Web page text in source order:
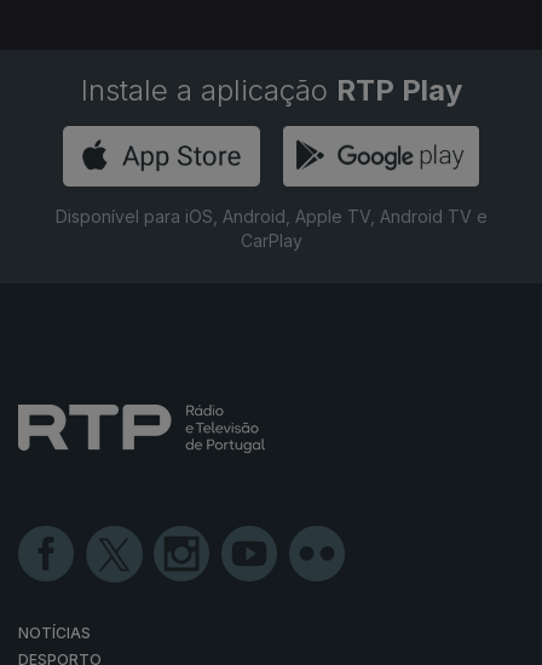
Instale a aplicação RTP Play
Disponível para iOS, Android, Apple TV, Android TV e
CarPlay
NOTÍCIAS
DESPORTO